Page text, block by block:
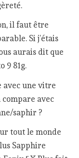
il faut être
Si j’étais
aurais dit que
9 81g.
avec une vitre
avec
saphir ?
tout le monde
Sapphire